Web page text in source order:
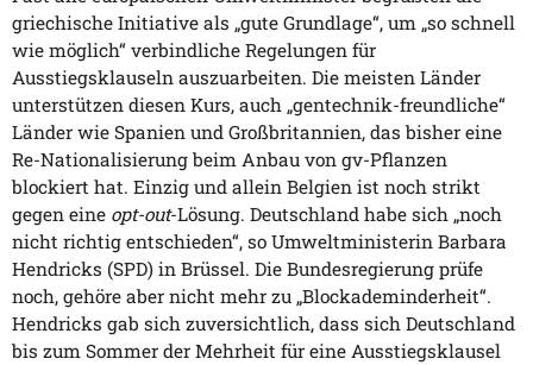
griechische Initiative als „gute Grundlage“, um „so schnell
wie möglich“ verbindliche Regelungen für
Ausstiegsklauseln auszuarbeiten. Die meisten Länder
unterstützen diesen Kurs, auch „gentechnik-freundliche“
Länder wie Spanien und Großbritannien, das bisher eine
Re-Nationalisierung beim Anbau von gv-Pflanzen
blockiert hat. Einzig und allein Belgien ist noch strikt
gegen eine opt-out-Lösung. Deutschland habe sich „noch
nicht richtig entschieden“, so Umweltministerin Barbara
Hendricks (SPD) in Brüssel. Die Bundesregierung prüfe
noch, gehöre aber nicht mehr zu „Blockademinderheit“.
Hendricks gab sich zuversichtlich, dass sich Deutschland
bis zum Sommer der Mehrheit für eine Ausstiegsklausel